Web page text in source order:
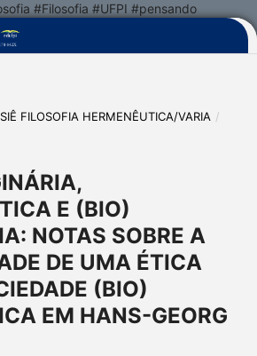
#Filosofia #UFPI #pensando
FILOSOFIA HERMENÊUTICA/VARIA /
E (BIO)
NOTAS SOBRE A
DE UMA ÉTICA
(BIO)
EM HANS-GEORG